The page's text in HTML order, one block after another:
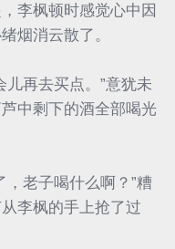
李枫顿时感觉心中因
烟消云散了。
再去买点。”意犹未
中剩下的酒全部喝光
，老子喝什么啊？”糟
李枫的手上抢了过